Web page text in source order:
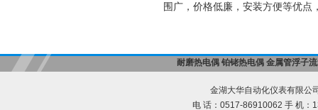
围广，价格低廉，安装方便等优点
耐磨热电偶 铂铑热电偶 金属管浮子
金湖大华自动化仪表有限公
电 话：0517-86910062 手 机：